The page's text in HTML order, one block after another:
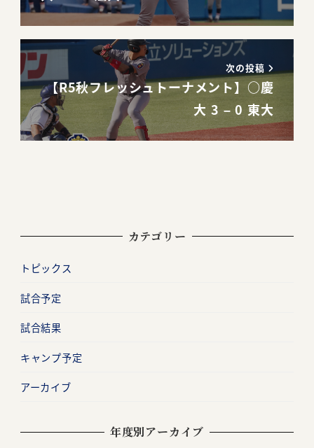
次の投稿
【R5秋フレッシュトーナメント】○慶
大 3 – 0 東大
カテゴリー
トピックス
試合予定
試合結果
キャンプ予定
アーカイブ
年度別アーカイブ